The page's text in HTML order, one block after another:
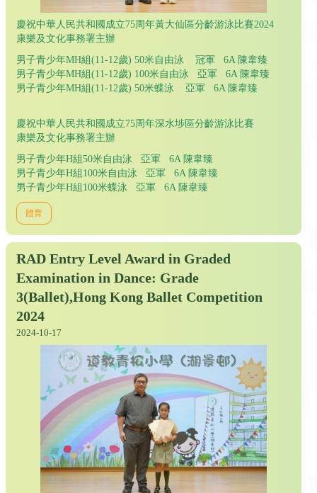
慶祝中華人民共和國成立75周年黃大仙區分齡游泳比賽2024
康樂及文化事務署主辦
男子青少年MH組(11-12歲) 50米自由泳 冠軍 6A 陳韋臻
男子青少年MH組(11-12歲) 100米自由泳 亞軍 6A 陳韋臻
男子青少年MH組(11-12歲) 50米蝶泳 亞軍 6A 陳韋臻
慶祝中華人民共和國成立75周年深水埗區分齡游泳比賽
康樂及文化事務署主辦
男子青少年H組50米自由泳 亞軍 6A 陳韋臻
男子青少年H組100米自由泳 亞軍 6A 陳韋臻
男子青少年H組100米蝶泳 亞軍 6A 陳韋臻
體育
RAD Entry Level Award in Graded
Examination in Dance: Grade
3(Ballet),Hong Kong Ballet Competition
2024
2024-10-17